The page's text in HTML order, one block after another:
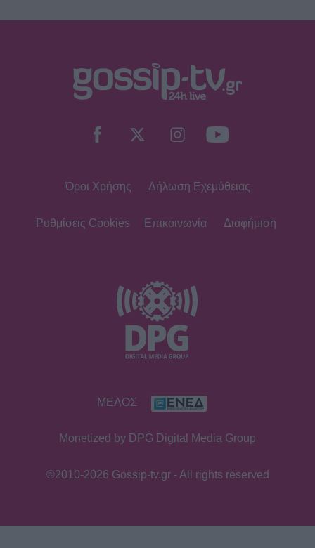
Όροι Χρήσης Δήλωση Εχεμύθειας
Ρυθμίσεις Cookies Επικοινωνία Διαφήμιση
ΜΕΛΟΣ
Monetized by DPG Digital Media Group
©2010-2026 Gossip-tv.gr - All rights reserved